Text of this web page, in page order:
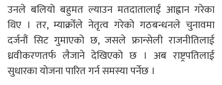
उनले बलियो बहुमत ल्याउन मतदातालाई आह्वान गरेका
थिए । तर, म्याक्रोँले नेतृत्व गरेको गठबन्धनले चुनावमा
दर्जनौं सिट गुमाएको छ, जसले फ्रान्सेली राजनीतिलाई
ध्रवीकरणतर्फ लैजाने देखिएको छ । अब राष्ट्रपतिलाई
सुधारका योजना पारित गर्न समस्या पर्नेछ ।